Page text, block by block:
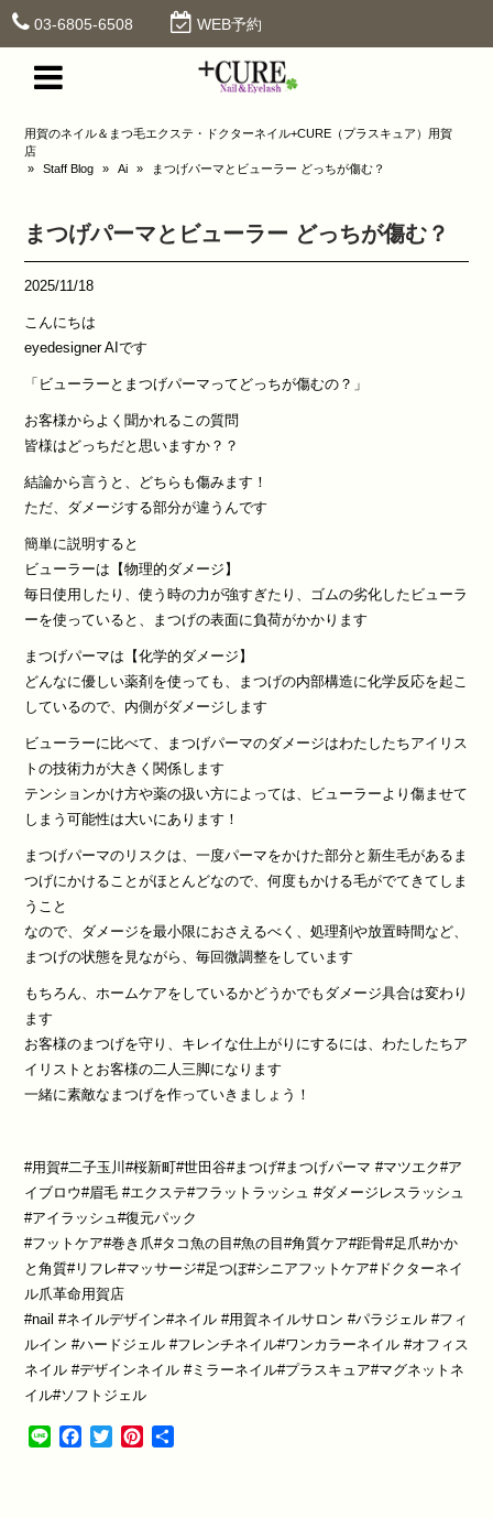
03-6805-6508 WEB予約
用賀のネイル＆まつ毛エクステ・ドクターネイル+CURE（プラスキュア）用賀
店
»
Staff Blog » Ai » まつげパーマとビューラー どっちが傷む？
まつげパーマとビューラー どっちが傷む？
2025/11/18
こんにちは
eyedesigner AIです
「ビューラーとまつげパーマってどっちが傷むの？」
お客様からよく聞かれるこの質問
皆様はどっちだと思いますか？？
結論から言うと、どちらも傷みます！
ただ、ダメージする部分が違うんです
簡単に説明すると
ビューラーは【物理的ダメージ】
毎日使用したり、使う時の力が強すぎたり、ゴムの劣化したビューラ
ーを使っていると、まつげの表面に負荷がかかります
まつげパーマは【化学的ダメージ】
どんなに優しい薬剤を使っても、まつげの内部構造に化学反応を起こ
しているので、内側がダメージします
ビューラーに比べて、まつげパーマのダメージはわたしたちアイリス
トの技術力が大きく関係します
テンションかけ方や薬の扱い方によっては、ビューラーより傷ませて
しまう可能性は大いにあります！
まつげパーマのリスクは、一度パーマをかけた部分と新生毛があるま
つげにかけることがほとんどなので、何度もかける毛がでてきてしま
うこと
なので、ダメージを最小限におさえるべく、処理剤や放置時間など、
まつげの状態を見ながら、毎回微調整をしています
もちろん、ホームケアをしているかどうかでもダメージ具合は変わり
ます
お客様のまつげを守り、キレイな仕上がりにするには、わたしたちア
イリストとお客様の二人三脚になります
一緒に素敵なまつげを作っていきましょう！
#用賀#二子玉川#桜新町#世田谷#まつげ#まつげパーマ #マツエク#ア
イブロウ#眉毛 #エクステ#フラットラッシュ #ダメージレスラッシュ
#アイラッシュ#復元パック
#フットケア#巻き爪#タコ魚の目#魚の目#角質ケア#距骨#足爪#かか
と角質#リフレ#マッサージ#足つぼ#シニアフットケア#ドクターネイ
ル爪革命用賀店
#nail #ネイルデザイン#ネイル #用賀ネイルサロン #パラジェル #フィ
ルイン #ハードジェル #フレンチネイル#ワンカラーネイル #オフィス
ネイル #デザインネイル #ミラーネイル#プラスキュア#マグネットネ
イル#ソフトジェル
Line Facebook
TwitterPinterest